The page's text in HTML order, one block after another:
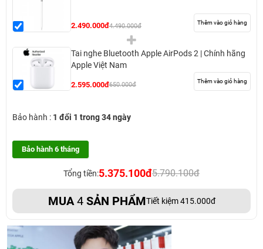
2.490.000đ4.490.000đ Thêm vào giỏ hàng
Tai nghe Bluetooth Apple AirPods 2 | Chính hãng
Apple Việt Nam
2.595.000đ650.000đ Thêm vào giỏ hàng
Bảo hành : 1 đổi 1 trong 34 ngày
Bảo hành 6 tháng
Tổng tiền:5.375.100đ5.790.100đ
MUA4SẢN PHẨMTiết kiệm 415.000đ